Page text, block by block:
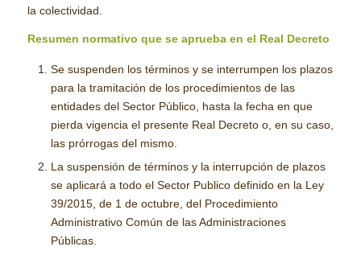
la colectividad.
Resumen normativo que se aprueba en el Real Decreto
Se suspenden los términos y se interrumpen los plazos
para la tramitación de los procedimientos de las
entidades del Sector Público, hasta la fecha en que
pierda vigencia el presente Real Decreto o, en su caso,
las prórrogas del mismo.
La suspensión de términos y la interrupción de plazos
se aplicará a todo el Sector Publico definido en la Ley
39/2015, de 1 de octubre, del Procedimiento
Administrativo Común de las Administraciones
Públicas.